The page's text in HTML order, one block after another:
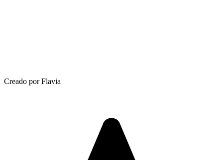
Creado por Flavia